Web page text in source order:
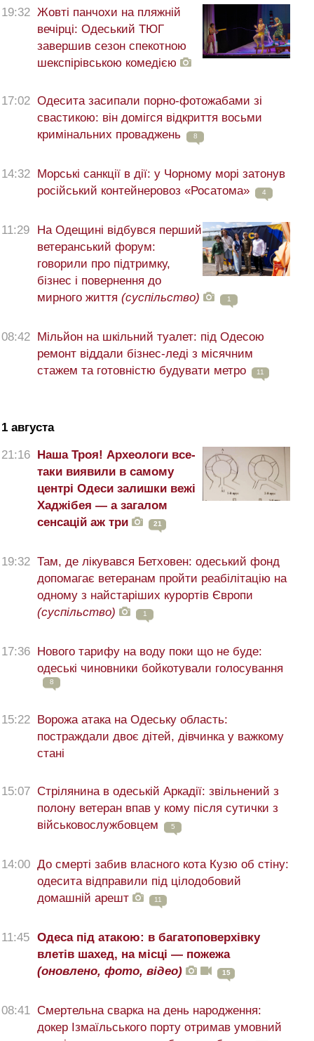
19:32 Жовті панчохи на пляжній
вечірці: Одеський ТЮГ
завершив сезон спекотною
шекспірівською комедією
17:02 Одесита засипали порно-фотожабами зі
свастикою: він домігся відкриття восьми
кримінальних проваджень
8
14:32 Морські санкції в дії: у Чорному морі затонув
російський контейнеровоз «Росатома»
4
11:29
На Одещині відбувся перший
ветеранський форум:
говорили про підтримку,
бізнес і повернення до
мирного життя (суспільство) 1
08:42 Мільйон на шкільний туалет: під Одесою
ремонт віддали бізнес-леді з місячним
стажем та готовністю будувати метро
11
1 августа
21:16 Наша Троя! Археологи все-
таки виявили в самому
центрі Одеси залишки вежі
Хаджібея — а загалом
сенсацій аж три
21
19:32 Там, де лікувався Бетховен: одеський фонд
допомагає ветеранам пройти реабілітацію на
одному з найстаріших курортів Європи
(суспільство)
1
17:36 Нового тарифу на воду поки що не буде:
одеські чиновники бойкотували голосування
8
15:22 Ворожа атака на Одеську область:
постраждали двоє дітей, дівчинка у важкому
стані
15:07 Стрілянина в одеській Аркадії: звільнений з
полону ветеран впав у кому після сутички з
військовослужбовцем
5
14:00 До смерті забив власного кота Кузю об стіну:
одесита відправили під цілодобовий
домашній арешт
11
11:45 Одеса під атакою: в багатоповерхівку
влетів шахед, на місці — пожежа
(оновлено, фото, відео)
15
08:41 Смертельна сварка на день народження:
докер Ізмаїльського порту отримав умовний